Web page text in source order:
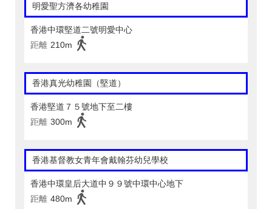
明愛聖方濟各幼稚園
香港中環堅道二號明愛中心
距離 210m
香港真光幼稚園（堅道）
香港堅道７５號地下至二樓
距離 300m
香港基督教女青年會戴翰芬幼兒學校
香港中環皇后大道中９９號中環中心地下
距離 480m